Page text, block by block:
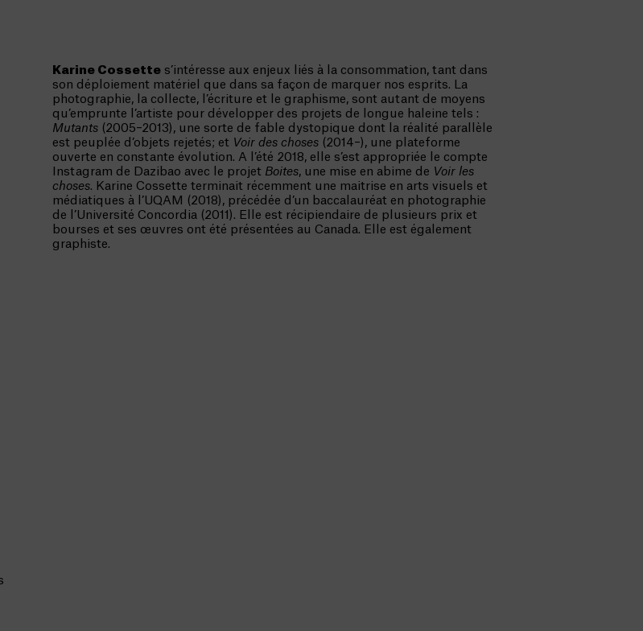
Karine Cossette s’intéresse aux enjeux liés à la consommation, tant dans
son déploiement matériel que dans sa façon de marquer nos esprits. La
photographie, la collecte, l’écriture et le graphisme, sont autant de moyens
qu’emprunte l’artiste pour développer des projets de longue haleine tels :
Mutants (2005–2013), une sorte de fable dystopique dont la réalité parallèle
est peuplée d’objets rejetés; et Voir des choses (2014–), une plateforme
ouverte en constante évolution. A l’été 2018, elle s’est appropriée le compte
Instagram de Dazibao avec le projet Boites, une mise en abime de Voir les
choses. Karine Cossette terminait récemment une maitrise en arts visuels et
médiatiques à l’UQAM (2018), précédée d’un baccalauréat en photographie
de l’Université Concordia (2011). Elle est récipiendaire de plusieurs prix et
bourses et ses œuvres ont été présentées au Canada. Elle est également
graphiste.